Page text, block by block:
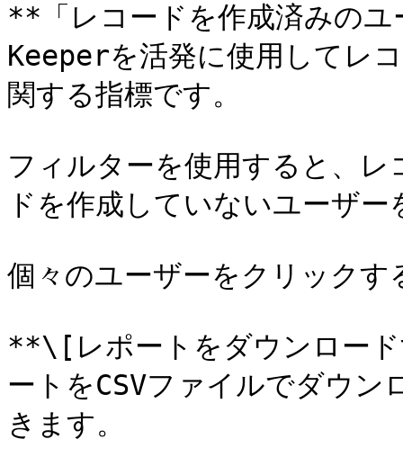
**「レコードを作成済みの
Keeperを活発に使用してレ
関する指標です。
フィルターを使用すると、
ドを作成していないユーザ
個々のユーザーをクリック
**\[レポートをダウンロー
ートをCSVファイルでダウ
きます。